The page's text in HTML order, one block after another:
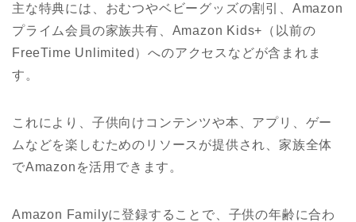
主な特典には、おむつやベビーグッズの割引、Amazon
プライム会員の家族共有、Amazon Kids+（以前の
FreeTime Unlimited）へのアクセスなどが含まれま
す。
これにより、子供向けコンテンツや本、アプリ、ゲー
ムなどを楽しむためのリソースが提供され、家族全体
でAmazonを活用できます。
Amazon Familyに登録することで、子供の年齢に合わ